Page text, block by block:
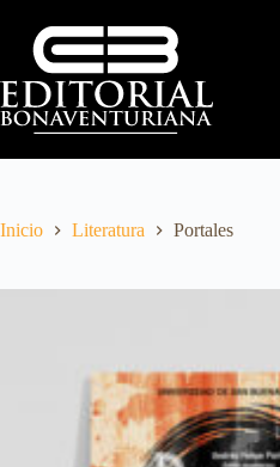
Inicio Literatura Portales